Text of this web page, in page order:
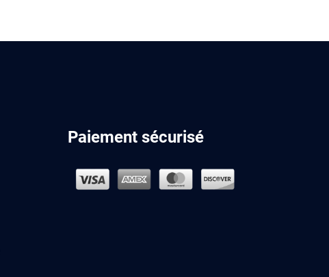
Paiement sécurisé